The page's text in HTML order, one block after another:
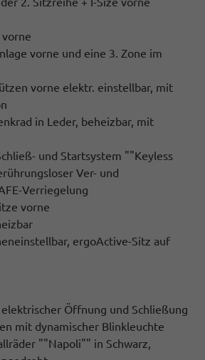
vorne und eine 3. Zone im
vorne elektr. einstellbar, mit
in Leder, beheizbar, mit
und Startsystem ""Keyless
Ver- und
Verriegelung
vorne
ergoActive-Sitz auf
Öffnung und Schließung
mit dynamischer Blinkleuchte
""Napoli"" in Schwarz,